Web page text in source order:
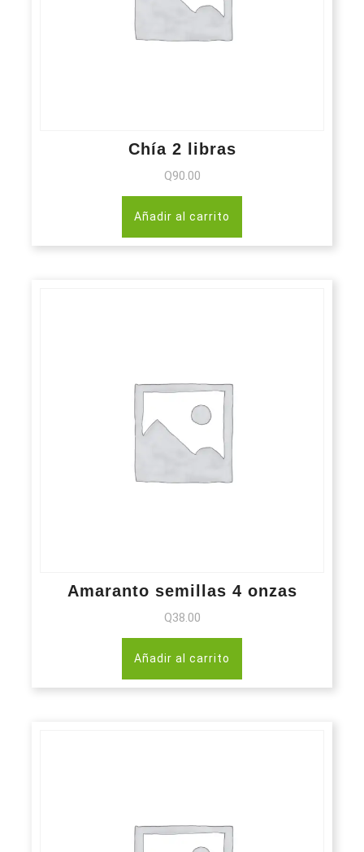
Chía 2 libras
Q90.00
Añadir al carrito
Amaranto semillas 4 onzas
Q38.00
Añadir al carrito